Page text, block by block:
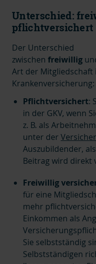
Unterschied:
pflichtversichert
Der Unterschied
zwischen freiwillig
Art der Mitgliedschaft
Krankenversicherung:
Pflichtversichert:
in der GKV, wenn
z. B. als
unter der
Auszubildender,
Beitrag wird direkt
Freiwillig
für eine
mehr
Einkommen als
Sie selbstständig
Selbstständigen